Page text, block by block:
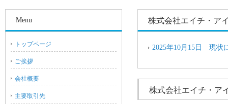
株式会社エイチ・ア
2025年10月15日 現状
株式会社エイチ・ア
Menu
トップページ
ご挨拶
会社概要
主要取引先